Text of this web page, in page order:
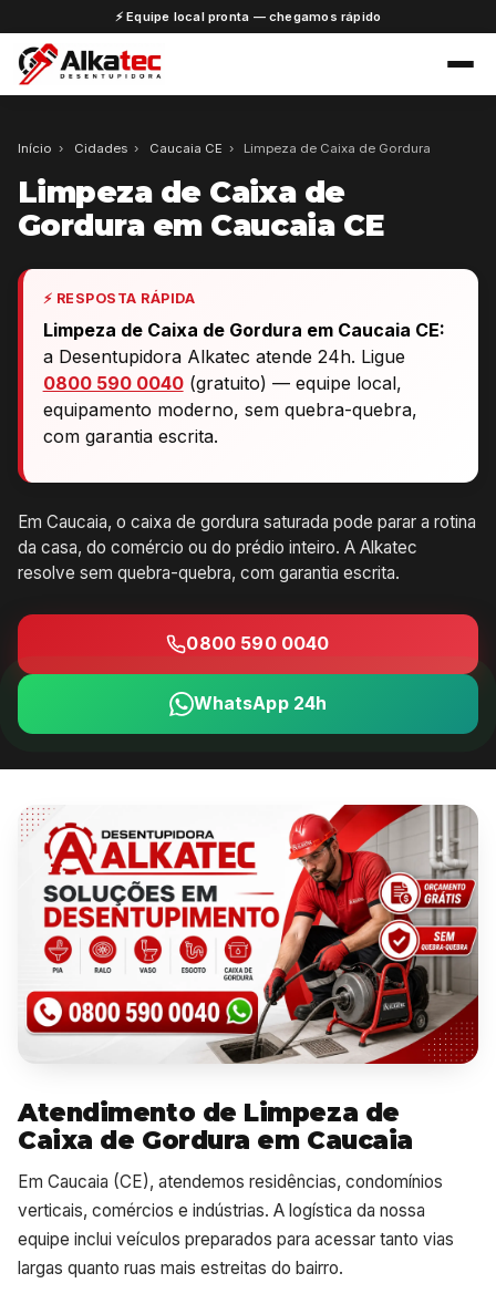
⚡ Equipe local pronta — chegamos rápido
Início › Cidades › Caucaia CE › Limpeza de Caixa de Gordura
Limpeza de Caixa de
Gordura em Caucaia CE
⚡ RESPOSTA RÁPIDA
Limpeza de Caixa de Gordura em Caucaia CE:
a Desentupidora Alkatec atende 24h. Ligue
0800 590 0040(gratuito) — equipe local,
equipamento moderno, sem quebra-quebra,
com garantia escrita.
Em Caucaia, o caixa de gordura saturada pode parar a rotina
da casa, do comércio ou do prédio inteiro. A Alkatec
resolve sem quebra-quebra, com garantia escrita.
0800 590 0040
WhatsApp 24h
Atendimento de Limpeza de
Caixa de Gordura em Caucaia
Em Caucaia (CE), atendemos residências, condomínios
verticais, comércios e indústrias. A logística da nossa
equipe inclui veículos preparados para acessar tanto vias
largas quanto ruas mais estreitas do bairro.